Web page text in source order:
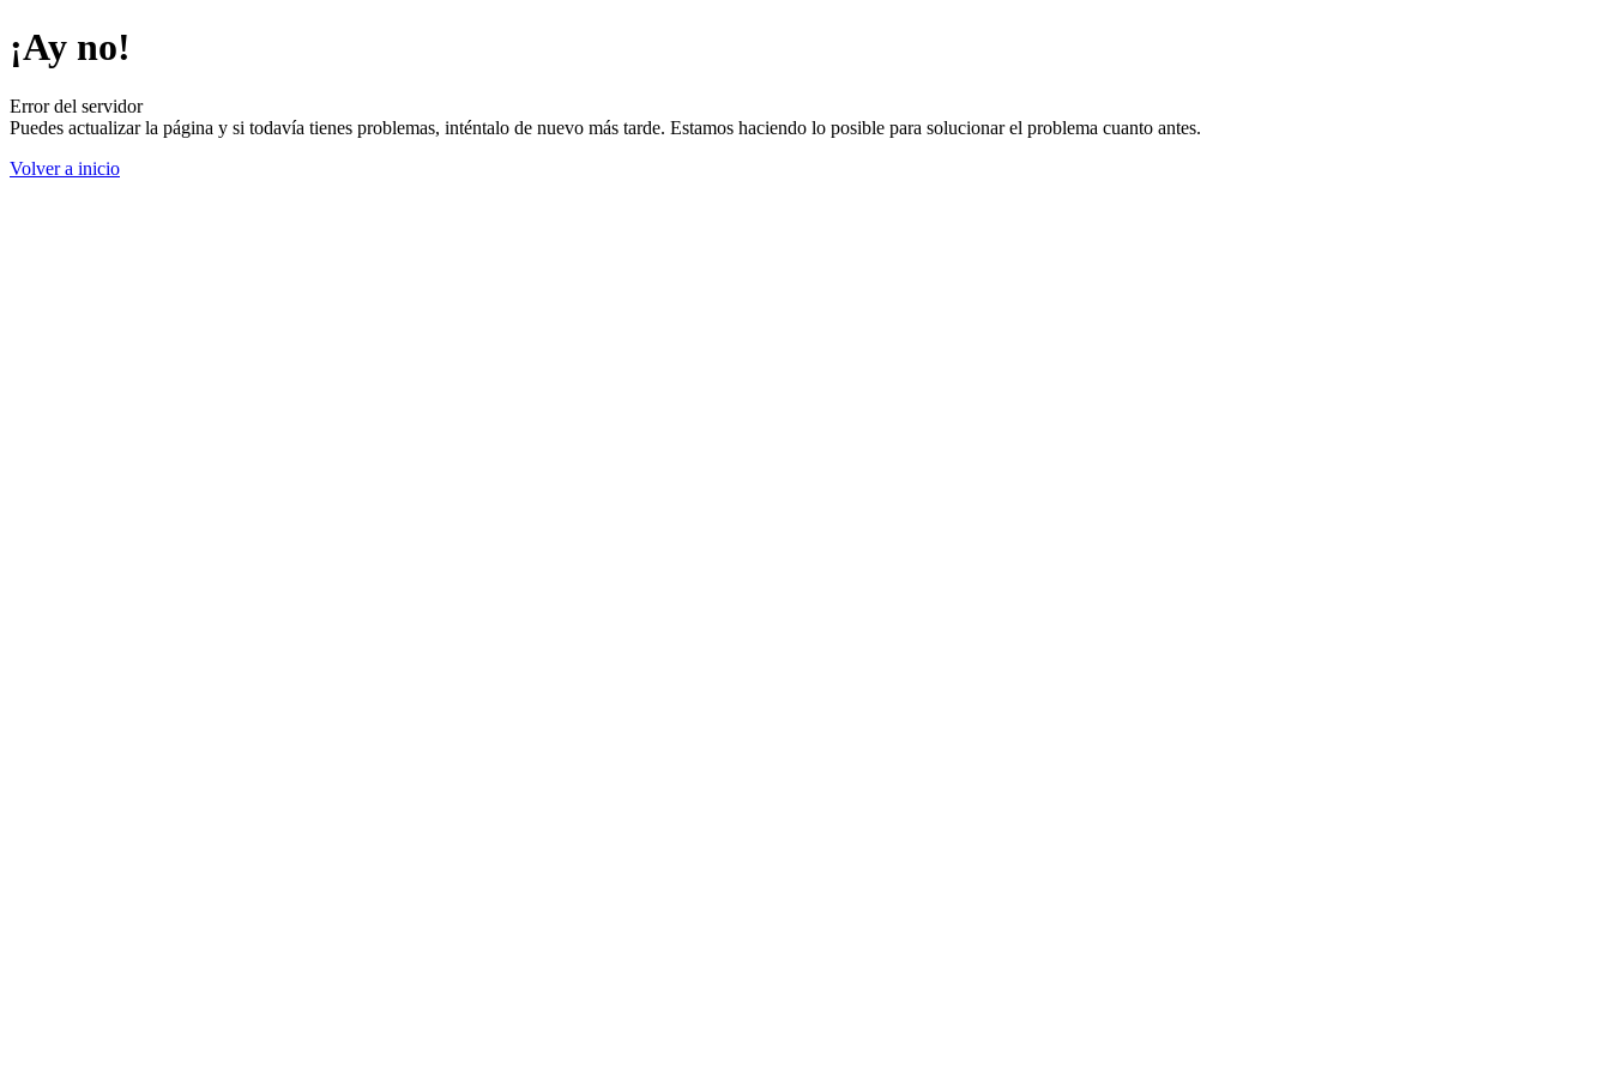
¡Ay no!
Error del servidor
Puedes actualizar la página y si todavía tienes problemas, inténtalo de nuevo más tarde. Estamos haciendo lo posible para solucionar el problema cuanto antes.
Volver a inicio